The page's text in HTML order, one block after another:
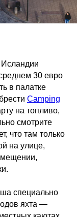
30 евро
в палатке
Camping
на топливо,
смотрите
что там только
на улице,
специально
яхта —